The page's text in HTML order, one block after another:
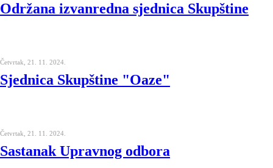
Održana izvanredna sjednica Skupštine
Četvrtak, 21. 11. 2024.
Sjednica Skupštine "Oaze"
Četvrtak, 21. 11. 2024.
Sastanak Upravnog odbora